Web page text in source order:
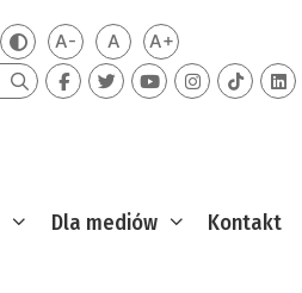
Zmień kontrast
A-Mniejsza czcionka
ADomyślna czcionka
A+Większa
Szukaj
Dla mediów Kontakt